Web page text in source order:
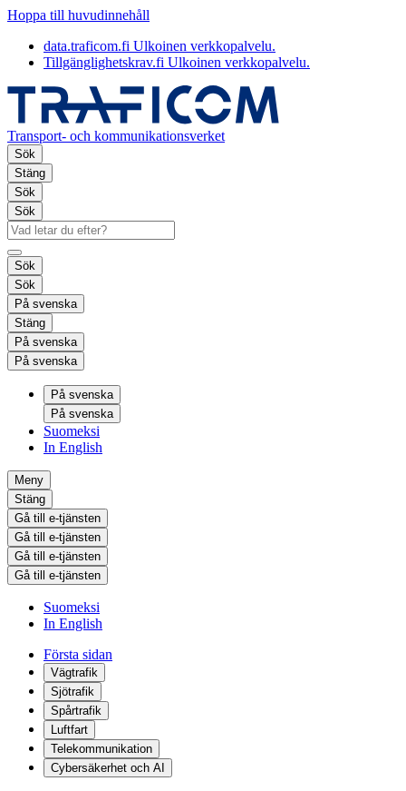
Hoppa till huvudinnehåll
data.traficom.fi Ulkoinen verkkopalvelu.
Tillgänglighetskrav.fi Ulkoinen verkkopalvelu.
Transport- och kommunikationsverket
Sök
Stäng
Sök
Sök
Sök
Sök
På svenska
Stäng
På svenska
På svenska
På svenska
På svenska
Suomeksi
In English
Meny
Stäng
Gå till e-tjänsten
Gå till e-tjänsten
Gå till e-tjänsten
Gå till e-tjänsten
Suomeksi
In English
Första sidan
Vägtrafik
Sjötrafik
Spårtrafik
Luftfart
Telekommunikation
Cybersäkerhet och AI